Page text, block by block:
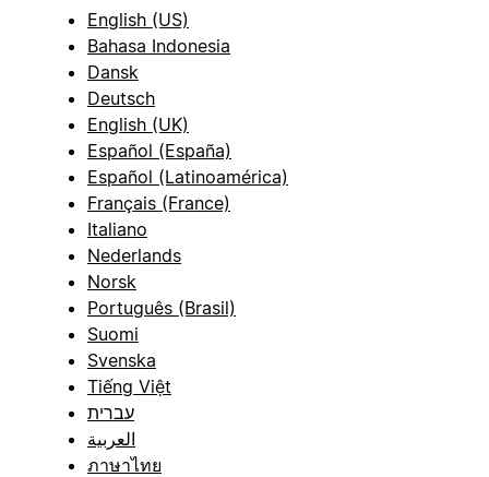
English (US)
Bahasa Indonesia
Dansk
Deutsch
English (UK)
Español (España)
Español (Latinoamérica)
Français (France)
Italiano
Nederlands
Norsk
Português (Brasil)
Suomi
Svenska
Tiếng Việt
עברית
العربية
ภาษาไทย